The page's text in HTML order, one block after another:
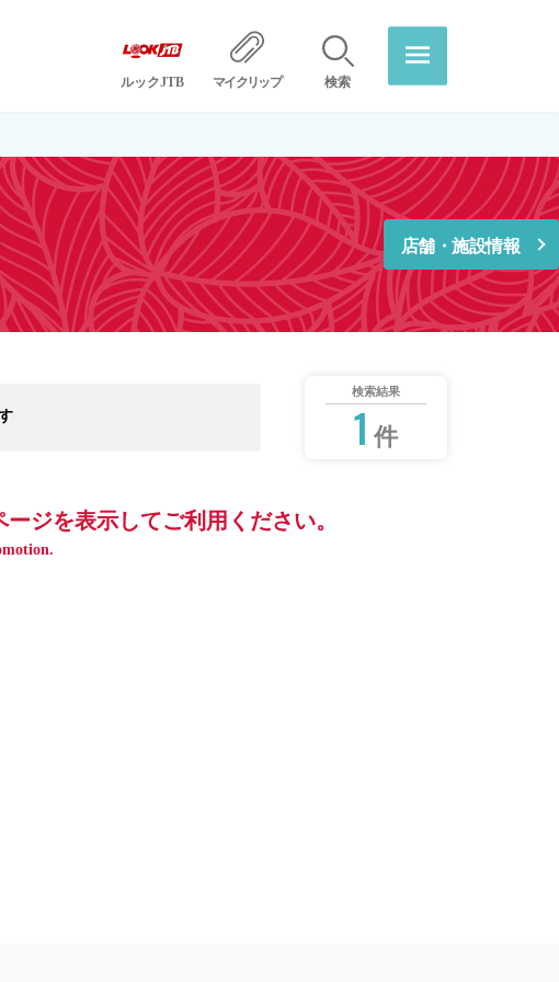
ルックJTB マイクリップ 検索
店舗・施設情報
検索結果
1 件
ジを表示してご利用ください。